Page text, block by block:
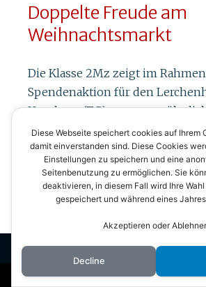
Doppelte Freude am
Weihnachtsmarkt
Die Klasse 2Mz zeigt im
Spendenaktion für den
Homburg (TG)
Engagement. Mit ihrem
Samstag, 11. Dezember, bot die…
Read more
Diese Webseite speichert cookies auf Ihrem
damit einverstanden sind. Diese Cookies
Einstellungen zu speichern und eine
Seitenbenutzung zu ermöglichen. Sie
deaktivieren, in diesem Fall wird Ihre
gespeichert und während eines
Akzeptieren oder
Decline